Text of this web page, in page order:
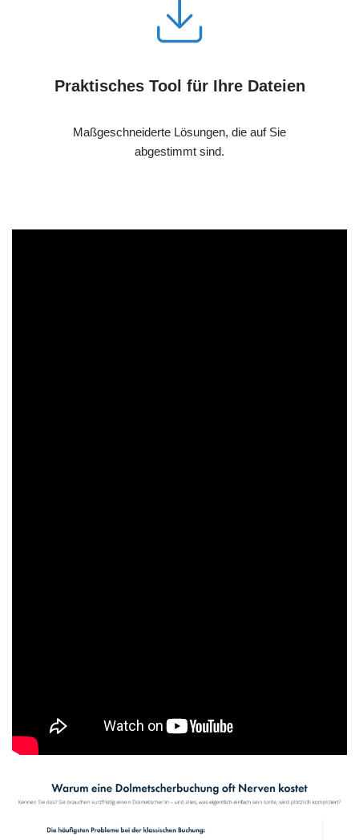
Praktisches Tool für Ihre Dateien
Maßgeschneiderte Lösungen, die auf Sie
abgestimmt sind.